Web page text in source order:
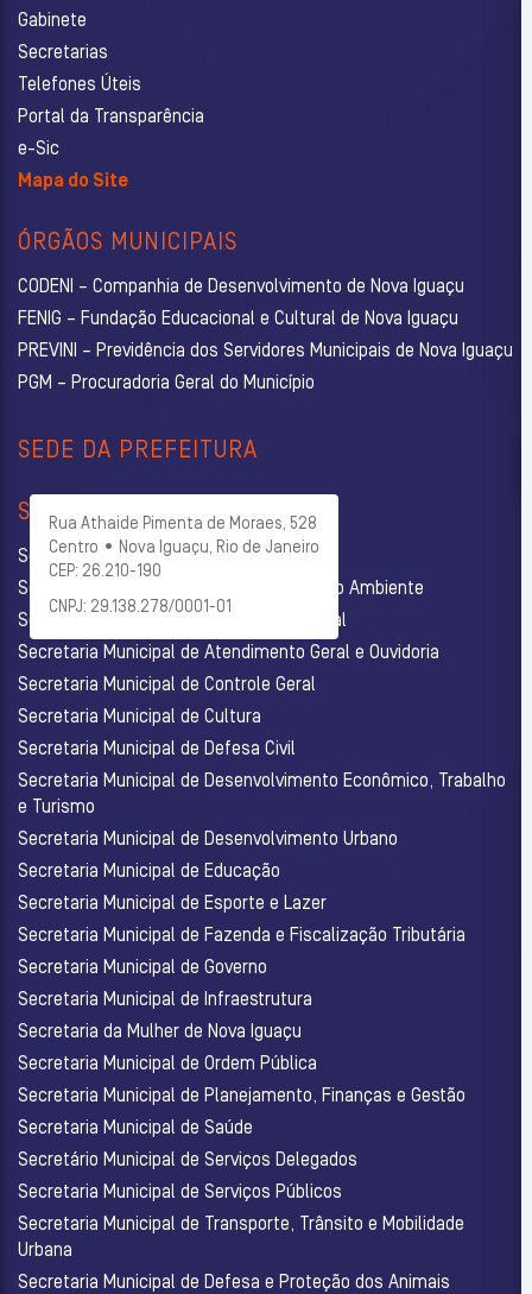
Gabinete
Secretarias
Telefones Úteis
Portal da Transparência
e-Sic
Mapa do Site
ÓRGÃOS MUNICIPAIS
CODENI – Companhia de Desenvolvimento de Nova Iguaçu
FENIG – Fundação Educacional e Cultural de Nova Iguaçu
PREVINI – Previdência dos Servidores Municipais de Nova Iguaçu
PGM – Procuradoria Geral do Município
SEDE DA PREFEITURA
Rua Athaide Pimenta de Moraes, 528
Centro • Nova Iguaçu, Rio de Janeiro
CEP: 26.210-190
CNPJ: 29.138.278/0001-01
SECRETARIAS
Secretaria Municipal de Administração
Secretaria Municipal de Agricultura e Meio Ambiente
Secretaria Municipal de Assistência Social
Secretaria Municipal de Atendimento Geral e Ouvidoria
Secretaria Municipal de Controle Geral
Secretaria Municipal de Cultura
Secretaria Municipal de Defesa Civil
Secretaria Municipal de Desenvolvimento Econômico, Trabalho
e Turismo
Secretaria Municipal de Desenvolvimento Urbano
Secretaria Municipal de Educação
Secretaria Municipal de Esporte e Lazer
Secretaria Municipal de Fazenda e Fiscalização Tributária
Secretaria Municipal de Governo
Secretaria Municipal de Infraestrutura
Secretaria da Mulher de Nova Iguaçu
Secretaria Municipal de Ordem Pública
Secretaria Municipal de Planejamento, Finanças e Gestão
Secretaria Municipal de Saúde
Secretário Municipal de Serviços Delegados
Secretaria Municipal de Serviços Públicos
Secretaria Municipal de Transporte, Trânsito e Mobilidade
Urbana
Secretaria Municipal de Defesa e Proteção dos Animais